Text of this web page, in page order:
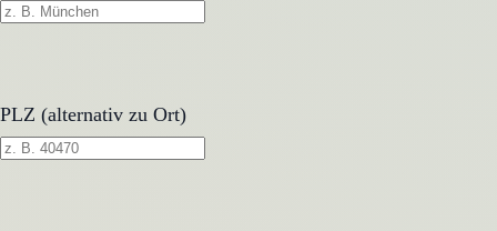
PLZ (alternativ zu Ort)